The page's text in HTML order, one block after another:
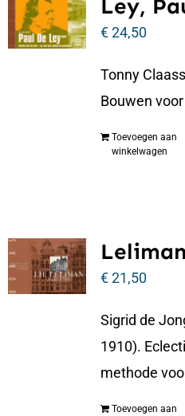
Ley,
€24,50
Tonny
Bouwen
Toevoegen aan
winkelwagen
€21,50
Sigrid de
1910).
methode
Toevoegen aan